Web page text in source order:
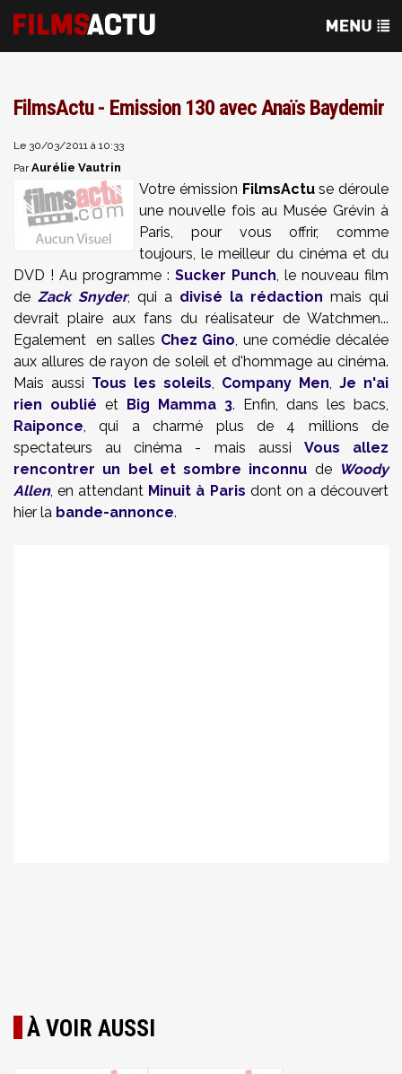
FilmsActu - Emission 130 avec Anaïs Baydemir
Le 30/03/2011 à 10:33
ParAurélie Vautrin
Votre émission FilmsActuse déroule
une nouvelle fois au Musée Grévin à
Paris, pour vous offrir, comme
toujours, le meilleur du cinéma et du
DVD ! Au programme : Sucker Punch, le nouveau film
de Zack Snyder, qui a divisé la rédaction mais qui
devrait plaire aux fans du réalisateur de Watchmen...
Egalement en salles Chez Gino, une comédie décalée
aux allures de rayon de soleil et d'hommage au cinéma.
Mais aussi Tous les soleils, Company Men, Je n'ai
rien oublié et Big Mamma 3. Enfin, dans les bacs,
Raiponce, qui a charmé plus de 4 millions de
spectateurs au cinéma - mais aussi Vous allez
rencontrer un bel et sombre inconnu de Woody
Allen, en attendant Minuit à Paris dont on a découvert
hier la bande-annonce.
À VOIR AUSSI